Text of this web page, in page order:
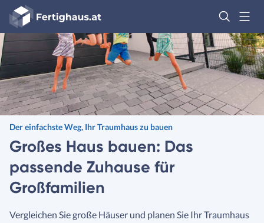
Fertighaus
Logo
Anmelden
Der einfachste Weg, Ihr Traumhaus zu bauen
Großes Haus bauen: Das
passende Zuhause für
Großfamilien
Vergleichen Sie große Häuser und planen Sie Ihr Traumhaus